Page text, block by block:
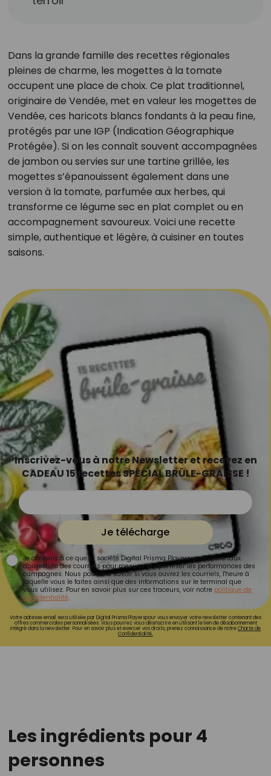
Dans la grande famille des recettes régionales
pleines de charme, les mogettes à la tomate
occupent une place de choix. Ce plat traditionnel,
originaire de Vendée, met en valeur les mogettes de
Vendée, ces haricots blancs fondants à la peau fine,
protégés par une IGP (Indication Géographique
Protégée). Si on les connaît souvent accompagnées
de jambon ou servies sur une tartine grillée, les
mogettes s’épanouissent également dans une
version à la tomate, parfumée aux herbes, qui
transforme ce légume sec en plat complet ou en
accompagnement savoureux. Voici une recette
simple, authentique et légère, à cuisiner en toutes
saisons.
Inscrivez-vous à notre Newsletter et recevez en
CADEAU 15 recettes SPÉCIAL BRÛLE-GRAISSE !
Je télécharge
Je consens à ce que la société Digital Prisma Players analyse le taux
d'ouverture des courriels pour mesurer et optimiser les performances des
campagnes. Nous pourrons savoir si vous ouvrez les courriels, l'heure à
laquelle vous le faites ainsi que des informations sur le terminal que
vous utilisez. Pour en savoir plus sur ces traceurs, voir notre politique de
confidentialité.
Votre adresse email sera utilisée par Digital Prisma Playerspour vous envoyer votre newsletter contenant des
offres commerciales personnalisées. Vous pourrez vous désinscrire en utilisant le lien de désabonnement
intégré dans la newsletter. Pour en savoir plus et exercer vos droits, prenez connaissance de notreCharte de
Confidentialité.
Les ingrédients pour 4
personnes